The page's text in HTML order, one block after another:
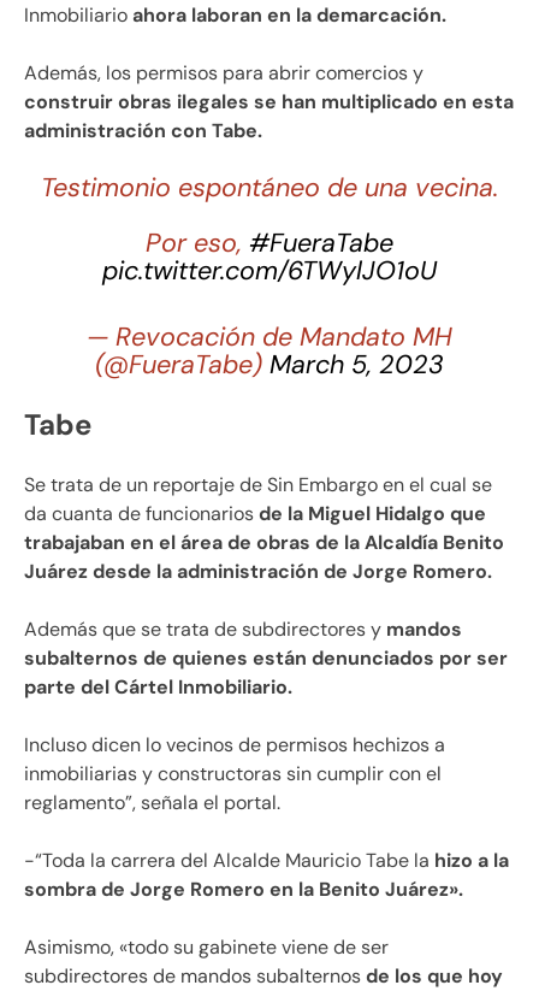
Inmobiliarioahora laboran en la demarcación.
Además, los permisos para abrir comercios y
construir obras ilegales se han multiplicado en esta
administración con Tabe.
Testimonio espontáneo de una vecina.
Por eso, #FueraTabe
pic.twitter.com/6TWylJO1oU
— Revocación de Mandato MH
(@FueraTabe) March 5, 2023
Tabe
Se trata de un reportaje de Sin Embargo en el cual se
da cuanta de funcionariosde la Miguel Hidalgo que
trabajaban en el área de obras de la Alcaldía Benito
Juárez desde la administración de Jorge Romero.
Además que se trata de subdirectores y mandos
subalternos de quienes están denunciados por ser
parte del Cártel Inmobiliario.
Incluso dicen lo vecinos de permisos hechizos a
inmobiliarias y constructoras sin cumplir con el
reglamento”, señala el portal.
-“Toda la carrera del Alcalde Mauricio Tabe la hizo a la
sombra de Jorge Romero en la Benito Juárez».
Asimismo, «todo su gabinete viene de ser
subdirectores de mandos subalternosde los que hoy